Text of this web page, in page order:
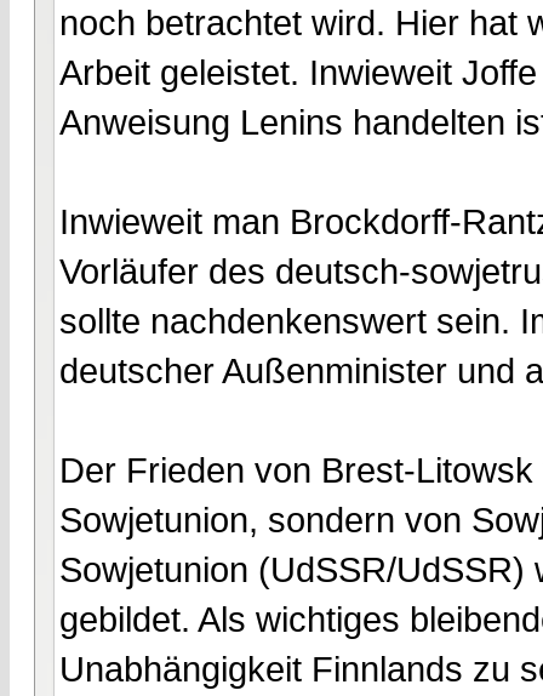
noch betrachtet wird. Hier hat
Arbeit geleistet. Inwieweit
Anweisung Lenins handelten
Inwieweit man Brockdorff-
Vorläufer des deutsch-
sollte nachdenkenswert sein.
deutscher Außenminister und
Der Frieden von Brest-
Sowjetunion, sondern von
Sowjetunion (UdSSR/
gebildet. Als wichtiges
Unabhängigkeit Finnlands zu